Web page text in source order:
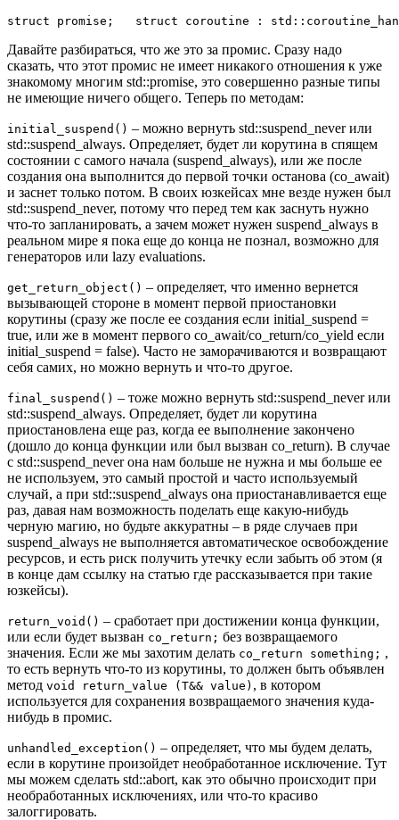
struct promise;   struct coroutine :
Давайте разбираться, что же это за промис. Сразу надо
сказать, что этот промис не имеет никакого отношения к уже
знакомому многим std::promise, это совершенно разные типы
не имеющие ничего общего. Теперь по методам:
initial_suspend() – можно вернуть std::suspend_never или
std::suspend_always. Определяет, будет ли корутина в спящем
состоянии с самого начала (suspend_always), или же после
создания она выполнится до первой точки останова (co_await)
и заснет только потом. В своих юзкейсах мне везде нужен был
std::suspend_never, потому что перед тем как заснуть нужно
что-то запланировать, а зачем может нужен suspend_always в
реальном мире я пока еще до конца не познал, возможно для
генераторов или lazy evaluations.
get_return_object() – определяет, что именно вернется
вызывающей стороне в момент первой приостановки
корутины (сразу же после ее создания если initial_suspend =
true, или же в момент первого co_await/co_return/co_yield если
initial_suspend = false). Часто не заморачиваются и возвращают
себя самих, но можно вернуть и что-то другое.
final_suspend() – тоже можно вернуть std::suspend_never или
std::suspend_always. Определяет, будет ли корутина
приостановлена еще раз, когда ее выполнение закончено
(дошло до конца функции или был вызван co_return). В случае
с std::suspend_never она нам больше не нужна и мы больше ее
не используем, это самый простой и часто используемый
случай, а при std::suspend_always она приостанавливается еще
раз, давая нам возможность поделать еще какую-нибудь
черную магию, но будьте аккуратны – в ряде случаев при
suspend_always не выполняется автоматическое освобождение
ресурсов, и есть риск получить утечку если забыть об этом (я
в конце дам ссылку на статью где рассказывается при такие
юзкейсы).
return_void() – сработает при достижении конца функции,
или если будет вызван co_return; без возвращаемого
значения. Если же мы захотим делать co_return something; ,
то есть вернуть что-то из корутины, то должен быть объявлен
метод void return_value (T&& value) , в котором
используется для сохранения возвращаемого значения куда-
нибудь в промис.
unhandled_exception() – определяет, что мы будем делать,
если в корутине произойдет необработанное исключение. Тут
мы можем сделать std::abort, как это обычно происходит при
необработанных исключениях, или что-то красиво
залоггировать.